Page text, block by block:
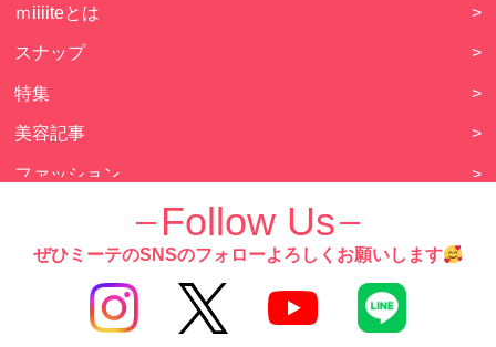
Follow Us
ぜひミーテのSNSのフォローよろしくお願いします
ｍiiiiteとは >
スナップ >
特集 >
美容記事 >
ファッション >
エンタメ
動画コンテンツ